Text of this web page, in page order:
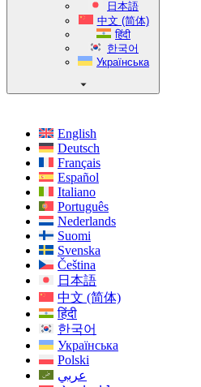
日本語
中文 (简体)
हिंदी
한국어
Українська
English
Deutsch
Français
Español
Italiano
Português
Nederlands
Suomi
Svenska
Čeština
日本語
中文 (简体)
हिंदी
한국어
Українська
Polski
عربي